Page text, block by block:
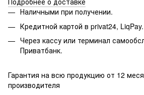
Наличными при получении.
Кредитной картой в privat24, LiqPay.
Через кассу или терминал
Приватбанк.
Гарантия на всю продукцию от 12
производителя